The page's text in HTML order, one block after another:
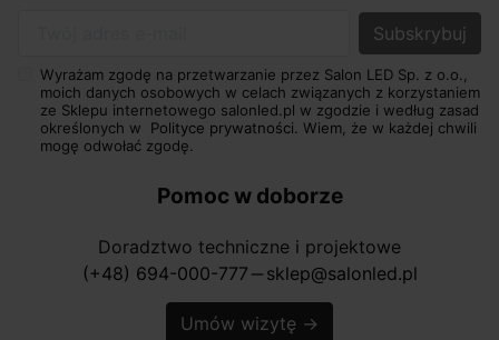
Wyrażam zgodę na przetwarzanie przez Salon LED Sp. z o.o.,
moich danych osobowych w celach związanych z korzystaniem
ze Sklepu internetowego salonled.pl w zgodzie i według zasad
określonych w Polityce prywatności. Wiem, że w każdej chwili
mogę odwołać zgodę.
Pomoc w doborze
Doradztwo techniczne i projektowe
(+48) 694-000-777 horizontal_rule sklep@salonled.pl
Umów wizytę →